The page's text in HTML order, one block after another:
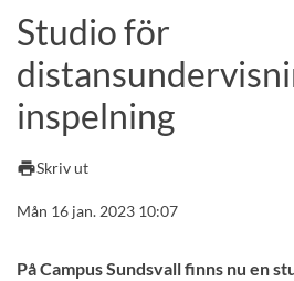
Andra söktjänster
Kurser och program Kursplaner
Lediga jobb
Studio för
inspelning
printSkriv ut
Mån 16 jan. 2023 10:07
På Campus Sundsvall finns nu en